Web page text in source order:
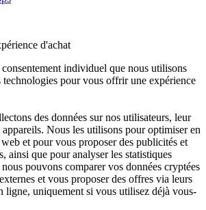
d'achat
individuel que nous utilisons
technologies pour vous offrir une expérience
des données sur nos utilisateurs, leur
Nous les utilisons pour optimiser en
et pour vous proposer des publicités et
ainsi que pour analyser les statistiques
pouvons comparer vos données cryptées
et vous proposer des offres via leurs
ligne, uniquement si vous utilisez déjà vous-